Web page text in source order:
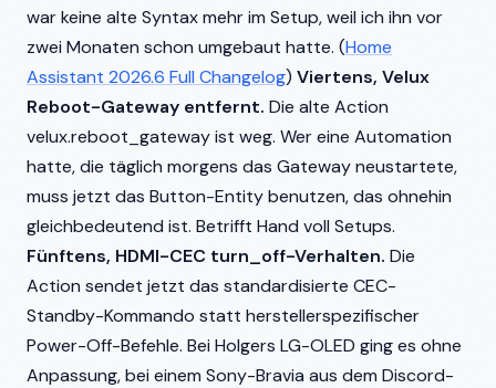
war keine alte Syntax mehr im Setup, weil ich ihn vor
zwei Monaten schon umgebaut hatte. (Home
Assistant 2026.6 Full Changelog) Viertens, Velux
Reboot-Gateway entfernt. Die alte Action
velux.reboot_gateway ist weg. Wer eine Automation
hatte, die täglich morgens das Gateway neustartete,
muss jetzt das Button-Entity benutzen, das ohnehin
gleichbedeutend ist. Betrifft Hand voll Setups.
Fünftens, HDMI-CEC turn_off-Verhalten. Die
Action sendet jetzt das standardisierte CEC-
Standby-Kommando statt herstellerspezifischer
Power-Off-Befehle. Bei Holgers LG-OLED ging es ohne
Anpassung, bei einem Sony-Bravia aus dem Discord-